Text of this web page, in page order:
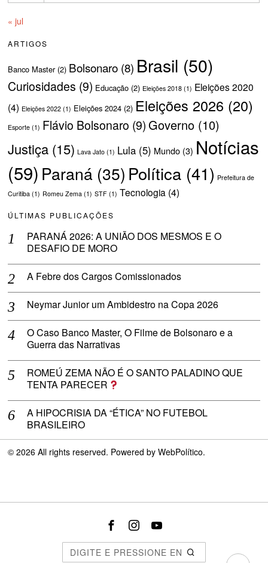
« jul
ARTIGOS
Banco Master(2) Bolsonaro (8) Brasil (50)
Curiosidades (9) Educação (2) Eleições 2018 (1) Eleições 2020
(4) Eleições 2022 (1) Eleições 2024 (2) Eleições 2026 (20)
Esporte (1) Flávio Bolsonaro (9) Governo (10)
Justiça (15) Lava Jato (1) Lula (5) Mundo (3) Notícias
(59) Paraná (35) Política (41) Prefeitura de
Curitiba (1) Romeu Zema (1) STF (1) Tecnologia (4)
ÚLTIMAS PUBLICAÇÕES
PARANÁ 2026: A UNIÃO DOS MESMOS E O
DESAFIO DE MORO
A Febre dos Cargos Comissionados
Neymar Junior um Ambidestro na Copa 2026
O Caso Banco Master, O Filme de Bolsonaro e a
Guerra das Narrativas
ROMEÚ ZEMA NÃO É O SANTO PALADINO QUE
TENTA PARECER
A HIPOCRISIA DA “ÉTICA” NO FUTEBOL
BRASILEIRO
©2026 All rights reserved. Powered byWebPolítico.